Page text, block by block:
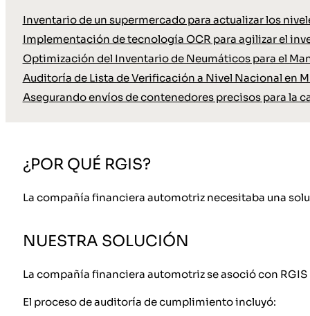
Inventario de un supermercado para actualizar los
Implementación de tecnología OCR para agilizar el
Optimización del Inventario de Neumáticos para el
Auditoría de Lista de Verificación a Nivel Nacional en
Asegurando envíos de contenedores precisos para la
¿POR QUÉ RGIS?
La compañía financiera automotriz necesitaba una
NUESTRA SOLUCIÓN
La compañía financiera automotriz se asoció con
El proceso de auditoría de cumplimiento incluyó: